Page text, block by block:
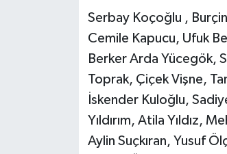
Serbay Koçoğlu , Burçin
Cemile Kapucu, Ufuk
Berker Arda Yücegök,
Toprak, Çiçek Vişne,
İskender Kuloğlu,
Yıldırım, Atila Yıldız,
Aylin Suçkıran, Yusuf